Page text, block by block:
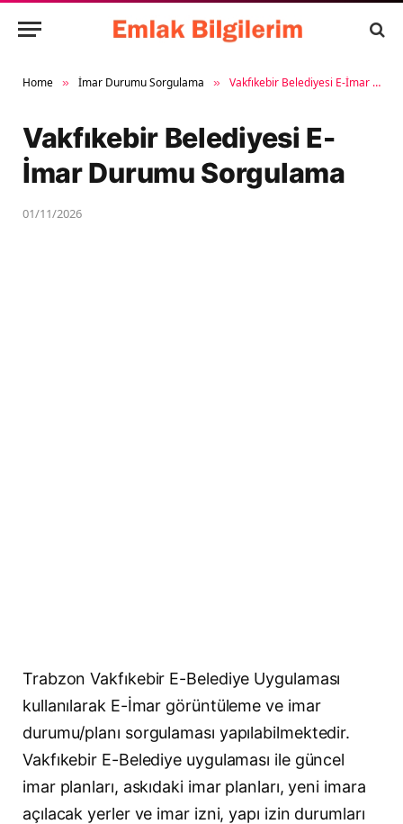
Home » İmar Durumu Sorgulama » Vakfıkebir Belediyesi E-İmar Durumu Sorgulama
Vakfıkebir Belediyesi E-
İmar Durumu Sorgulama
01/11/2026
Trabzon Vakfıkebir E-Belediye Uygulaması
kullanılarak E-İmar görüntüleme ve imar
durumu/planı sorgulaması yapılabilmektedir.
Vakfıkebir E-Belediye uygulaması ile güncel
imar planları, askıdaki imar planları, yeni imara
açılacak yerler ve imar izni, yapı izin durumları